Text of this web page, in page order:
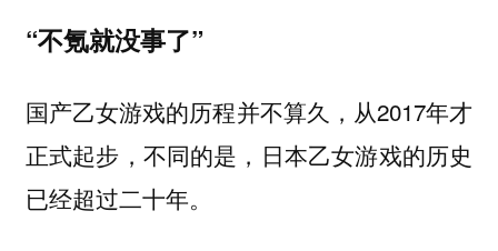
“不氪就没事了”
国产乙女游戏的历程并不算久，从2017年才
正式起步，不同的是，日本乙女游戏的历史
已经超过二十年。